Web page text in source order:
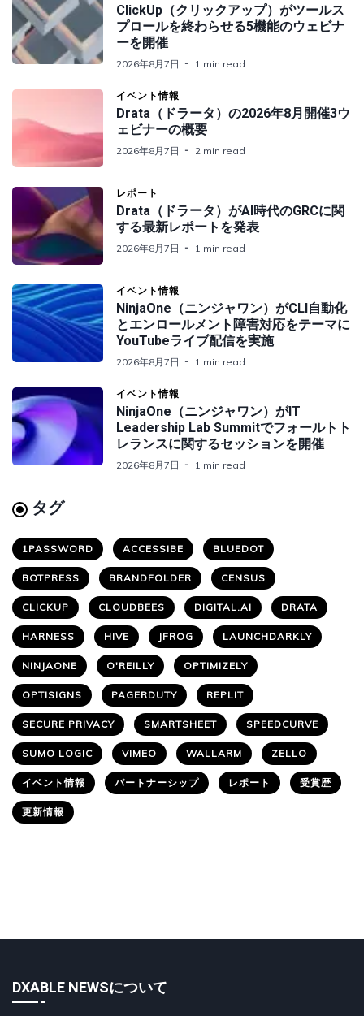
ClickUp（クリックアップ）がツールス
プロールを終わらせる5機能のウェビナ
ーを開催
2026年8月7日 1 min read
イベント情報
Drata（ドラータ）の2026年8月開催3ウ
ェビナーの概要
2026年8月7日 2 min read
レポート
Drata（ドラータ）がAI時代のGRCに関
する最新レポートを発表
2026年8月7日 1 min read
イベント情報
NinjaOne（ニンジャワン）がCLI自動化
とエンロールメント障害対応をテーマに
YouTubeライブ配信を実施
2026年8月7日 1 min read
イベント情報
NinjaOne（ニンジャワン）がIT
Leadership Lab Summitでフォールトト
レランスに関するセッションを開催
2026年8月7日 1 min read
タグ
1PASSWORD ACCESSIBE BLUEDOT
BOTPRESS BRANDFOLDER CENSUS
CLICKUP CLOUDBEES DIGITAL.AI DRATA
HARNESS HIVE JFROG LAUNCHDARKLY
NINJAONE O'REILLY OPTIMIZELY
OPTISIGNS PAGERDUTY REPLIT
SECURE PRIVACY SMARTSHEET SPEEDCURVE
SUMO LOGIC VIMEO WALLARM ZELLO
イベント情報 パートナーシップ レポート 受賞歴
更新情報
DXABLE NEWSについて